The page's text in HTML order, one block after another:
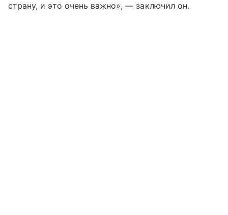
страну, и это очень важно», — заключил он.